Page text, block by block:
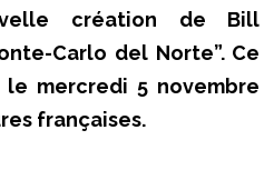
création de Bill
Carlo del Norte”. Ce
le mercredi 5 novembre
françaises.